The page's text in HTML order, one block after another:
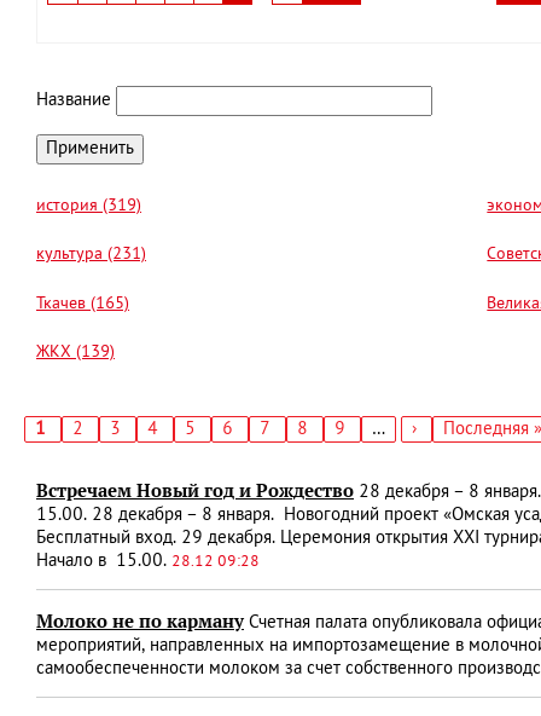
Название
история (319)
культура (231)
Ткачев (165)
ЖКХ (139)
Текущая
1 Страница
2 Страница
3 Страница
4 Страница
5 Страница
6 Страница
7 Страница
8 Страница
9 …
Следующая
›
Последняя
Последняя »
Встречаем Новый год и Рождество 28 декабря – 8
15.00. 28 декабря – 8 января. Новогодний проект «Омская
Бесплатный вход. 29 декабря. Церемония открытия XXI
Начало в 15.00. 28.12 09:28
Молоко не по кармануСчетная палата опубликовала
мероприятий, направленных на импортозамещение в
самообеспеченности молоком за счет собственного